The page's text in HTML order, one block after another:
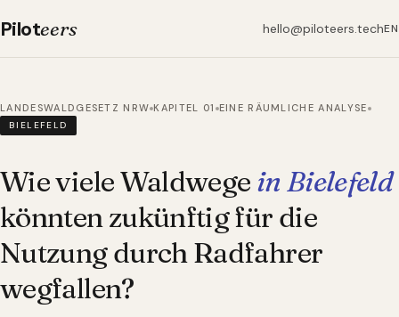
Piloteers hello@piloteers.techEN
LANDESWALDGESETZ NRW KAPITEL 01 EINE RÄUMLICHE ANALYSE
BIELEFELD
Wie viele Waldwege in Bielefeld
könnten zukünftig für die
Nutzung durch Radfahrer
wegfallen?